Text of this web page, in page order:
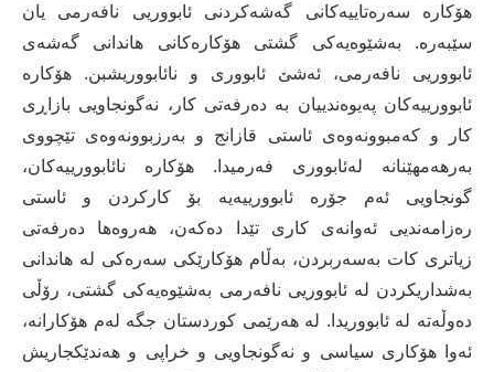
هۆکارە سەرەتاییەکانی گەشەکردنی ئابووریی نافەرمی یان
سێبەرە. بەشێوەیەکی گشتی هۆکارەکانی هاندانی گەشەی
ئابووریی نافەرمی، ئەشێ ئابووری و نائابووریشبن. هۆکارە
ئابوورییەکان پەیوەندییان بە دەرفەتی کار، نەگونجاویی بازاڕی
کار و کەمبوونەوەی ئاستی قازانج و بەرزبوونەوەی تێچووی
بەرهەمهێنانە لەئابووری فەرمیدا. هۆکارە نائابوورییەکان،
گونجاویی ئەم جۆرە ئابوورییەیە بۆ کارکردن و ئاستی
رەزامەندیی ئەوانەی کاری تێدا دەکەن، هەروەها دەرفەتی
زیاتری کات بەسەربردن، بەڵام هۆکارێکی سەرەکی لە هاندانی
بەشداریکردن لە ئابووریی نافەرمی بەشێوەیەکی گشتی، رۆڵی
دەوڵەتە لە ئابووریدا. لە هەرێمی کوردستان جگە لەم هۆکارانە،
ئەوا هۆکاری سیاسی و نەگونجاویی و خراپی و هەندێکجاریش